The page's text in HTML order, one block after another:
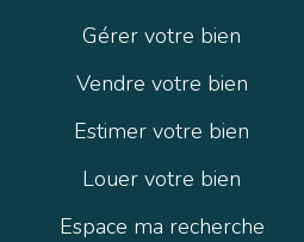
Gérer votre bien
Vendre votre bien
Estimer votre bien
Louer votre bien
Espace ma recherche